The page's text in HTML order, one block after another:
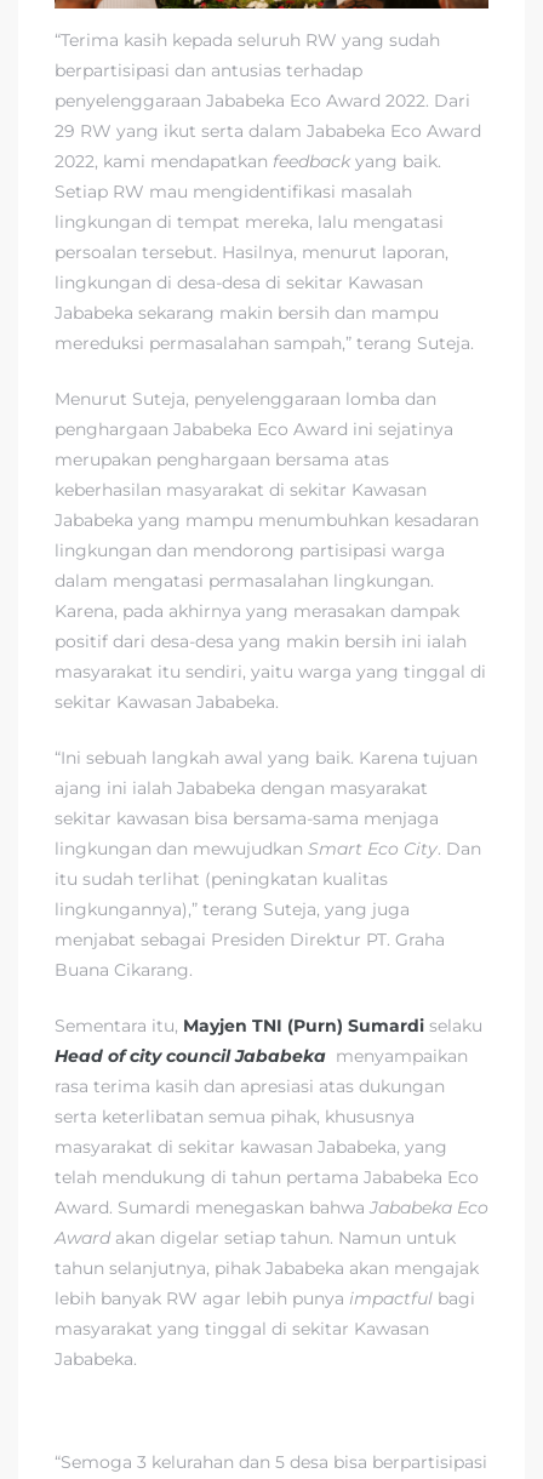
“Terima kasih kepada seluruh RW yang sudah
berpartisipasi dan antusias terhadap
penyelenggaraan Jababeka Eco Award 2022. Dari
29 RW yang ikut serta dalam Jababeka Eco Award
2022, kami mendapatkan feedback yang baik.
Setiap RW mau mengidentifikasi masalah
lingkungan di tempat mereka, lalu mengatasi
persoalan tersebut. Hasilnya, menurut laporan,
lingkungan di desa-desa di sekitar Kawasan
Jababeka sekarang makin bersih dan mampu
mereduksi permasalahan sampah,” terang Suteja.
Menurut Suteja, penyelenggaraan lomba dan
penghargaan Jababeka Eco Award ini sejatinya
merupakan penghargaan bersama atas
keberhasilan masyarakat di sekitar Kawasan
Jababeka yang mampu menumbuhkan kesadaran
lingkungan dan mendorong partisipasi warga
dalam mengatasi permasalahan lingkungan.
Karena, pada akhirnya yang merasakan dampak
positif dari desa-desa yang makin bersih ini ialah
masyarakat itu sendiri, yaitu warga yang tinggal di
sekitar Kawasan Jababeka.
“Ini sebuah langkah awal yang baik. Karena tujuan
ajang ini ialah Jababeka dengan masyarakat
sekitar kawasan bisa bersama-sama menjaga
lingkungan dan mewujudkan Smart Eco City. Dan
itu sudah terlihat (peningkatan kualitas
lingkungannya),” terang Suteja, yang juga
menjabat sebagai Presiden Direktur PT. Graha
Buana Cikarang.
Sementara itu, Mayjen TNI (Purn) Sumardi selaku
Head of city council Jababeka menyampaikan
rasa terima kasih dan apresiasi atas dukungan
serta keterlibatan semua pihak, khususnya
masyarakat di sekitar kawasan Jababeka, yang
telah mendukung di tahun pertama Jababeka Eco
Award. Sumardi menegaskan bahwaJababeka Eco
Award akan digelar setiap tahun. Namun untuk
tahun selanjutnya, pihak Jababeka akan mengajak
lebih banyak RW agar lebih punya impactful bagi
masyarakat yang tinggal di sekitar Kawasan
Jababeka.
“Semoga 3 kelurahan dan 5 desa bisa berpartisipasi